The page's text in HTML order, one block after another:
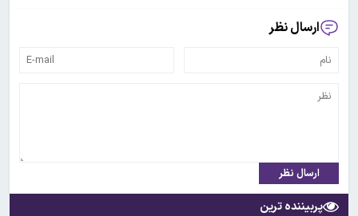
ارسال نظر
ارسال نظر
پربیننده ترین